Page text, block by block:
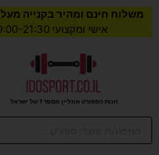
משלוח חינם ומהיר בקנייה מעל 199₪
אישי ומקצועי 9:00-21:30
חנות הספורט אונליין מספר 1 של ישראל
Products